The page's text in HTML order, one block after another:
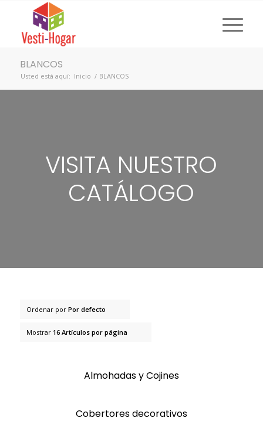
BLANCOS
Usted está aquí: Inicio / BLANCOS
VISITA NUESTRO
CATÁLOGO
Ordenar por Por defecto
Mostrar 16 Artículos por página
Almohadas y Cojines
Cobertores decorativos